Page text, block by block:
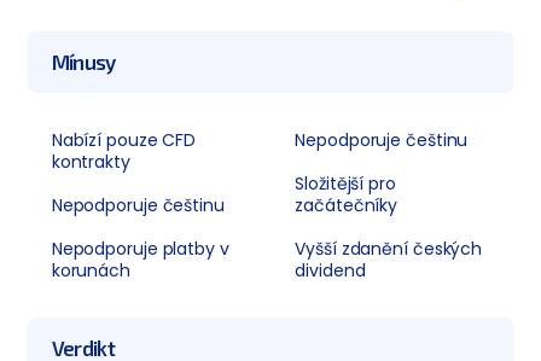
Mínusy
Nabízí pouze CFD
kontrakty
Nepodporuje češtinu
Nepodporuje platby v
korunách
Nepodporuje češtinu
Složitější pro
začátečníky
Vyšší zdanění českých
dividend
Verdikt